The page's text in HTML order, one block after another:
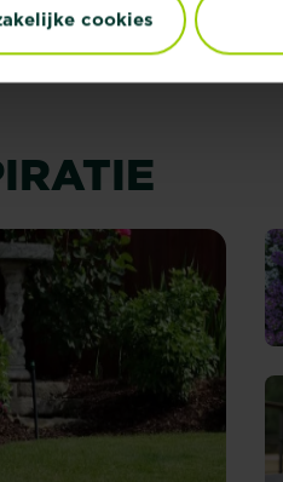
cookies